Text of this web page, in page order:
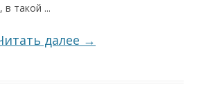
такой ...
далее →